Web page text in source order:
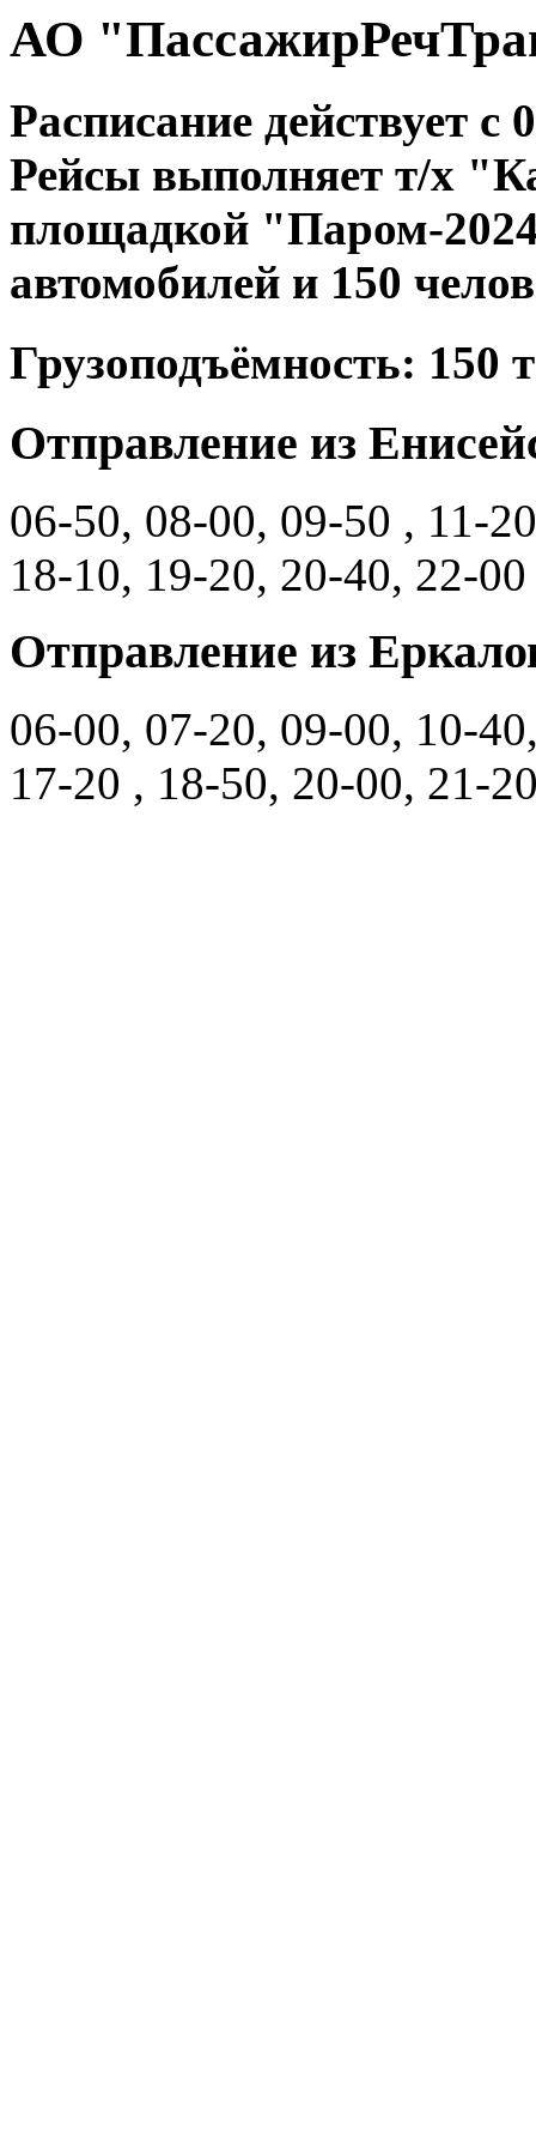
АО
Расписание действует с
Рейсы выполняет т/х
площадкой "Паром-
автомобилей и 150
Грузоподъёмность: 150 т
Отправление из
06-50, 08-00, 09-50 , 11-
18-10, 19-20, 20-40, 22-00
Отправление из
06-00, 07-20, 09-00, 10-
17-20 , 18-50, 20-00, 21-